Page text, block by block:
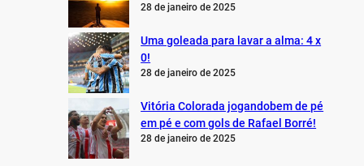
28 de janeiro de 2025
Uma goleada para lavar a alma: 4 x
0!
28 de janeiro de 2025
Vitória Colorada jogandobem de pé
em pé e com gols de Rafael Borré!
28 de janeiro de 2025